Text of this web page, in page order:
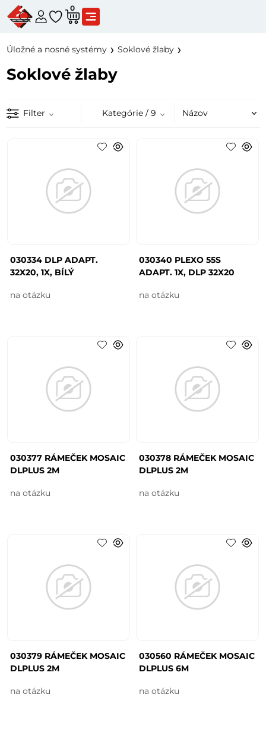
0
Úložné a nosné systémy Soklové žlaby
Soklové žlaby
Filter Kategórie / 9
030334 DLP ADAPT.
32X20, 1X, BÍLÝ
na otázku
030340 PLEXO 55S
ADAPT. 1X, DLP 32X20
na otázku
030377 RÁMEČEK MOSAIC
DLPLUS 2M
na otázku
030378 RÁMEČEK MOSAIC
DLPLUS 2M
na otázku
030379 RÁMEČEK MOSAIC
DLPLUS 2M
na otázku
030560 RÁMEČEK MOSAIC
DLPLUS 6M
na otázku